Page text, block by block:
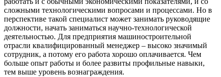
сложными технологическими вопросами и процессами. Но в
перспективе такой специалист может занимать руководящие
должности, начать заниматься научно-технологической
деятельностью. Для предприятия машиностроительной
отрасли квалифицированный менеджер – высоко значимый
сотрудник, а потому его работа хорошо оплачивается. Чем
больше опыт работы и более развиты профильные навыки,
тем выше уровень вознаграждения.